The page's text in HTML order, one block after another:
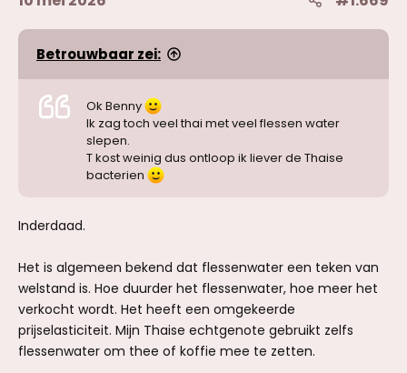
Betrouwbaar zei:
Ok Benny
Ik zag toch veel thai met veel flessen water
slepen.
T kost weinig dus ontloop ik liever de Thaise
bacterien
Inderdaad.
Het is algemeen bekend dat flessenwater een teken van
welstand is. Hoe duurder het flessenwater, hoe meer het
verkocht wordt. Het heeft een omgekeerde
prijselasticiteit. Mijn Thaise echtgenote gebruikt zelfs
flessenwater om thee of koffie mee te zetten.